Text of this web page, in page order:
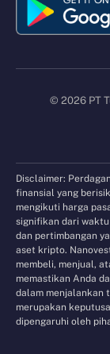
© 2026 PT
Disclaimer:
finansial yang
mengikuti harga
signifikan dari
dan pertimbangan
aset kripto.
membeli, menjual,
memastikan Anda
dalam menjalankan
merupakan
dipengaruhi oleh